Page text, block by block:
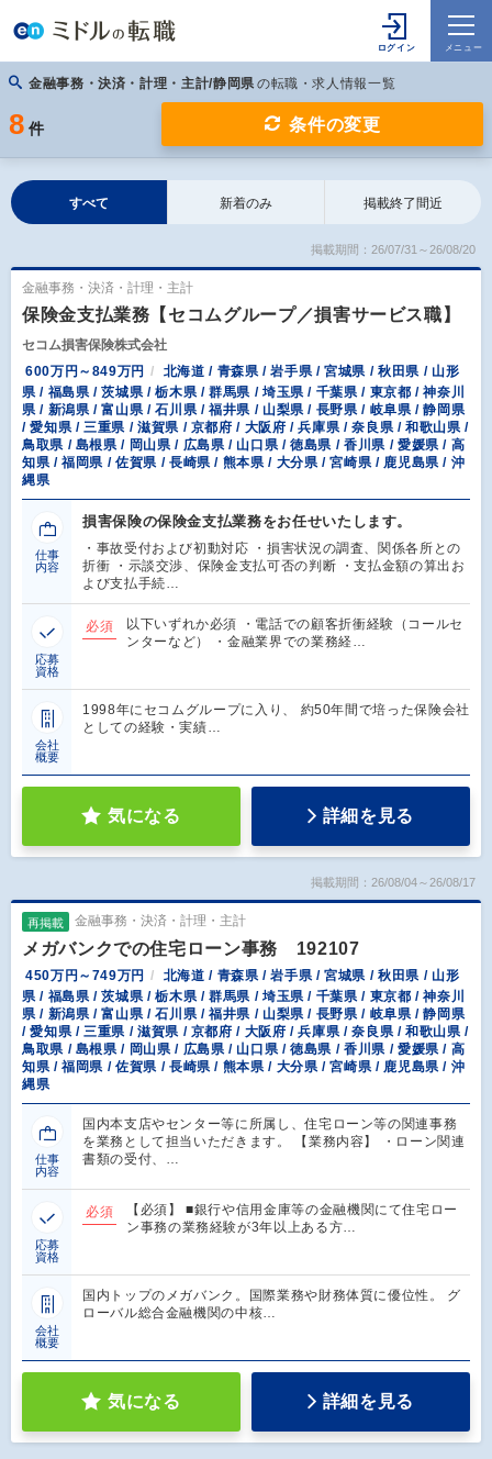
金融事務・決済・計理・主計/静岡県 の転職・求人情報一覧
8 件 条件の変更
すべて 新着のみ 掲載終了間近
掲載期間：26/07/31～26/08/20
金融事務・決済・計理・主計
保険金支払業務【セコムグループ／損害サービス職】
セコム損害保険株式会社
600万円～849万円
北海道 / 青森県 / 岩手県 / 宮城県 / 秋田県 / 山形
県 / 福島県 / 茨城県 / 栃木県 / 群馬県 / 埼玉県 / 千葉県 / 東京都 / 神奈川
県 / 新潟県 / 富山県 / 石川県 / 福井県 / 山梨県 / 長野県 / 岐阜県 / 静岡県
/ 愛知県 / 三重県 / 滋賀県 / 京都府 / 大阪府 / 兵庫県 / 奈良県 / 和歌山県 /
鳥取県 / 島根県 / 岡山県 / 広島県 / 山口県 / 徳島県 / 香川県 / 愛媛県 / 高
知県 / 福岡県 / 佐賀県 / 長崎県 / 熊本県 / 大分県 / 宮崎県 / 鹿児島県 / 沖
縄県
仕事
内容
損害保険の保険金支払業務をお任せいたします。
・事故受付および初動対応 ・損害状況の調査、関係各所との
折衝 ・示談交渉、保険金支払可否の判断 ・支払金額の算出お
よび支払手続…
応募
資格
必須
以下いずれか必須 ・電話での顧客折衝経験（コールセ
ンターなど） ・金融業界での業務経…
会社
概要
1998年にセコムグループに入り、 約50年間で培った保険会社
としての経験・実績…
気になる 詳細を見る
掲載期間：26/08/04～26/08/17
再掲載 金融事務・決済・計理・主計
メガバンクでの住宅ローン事務 192107
450万円～749万円
北海道 / 青森県 / 岩手県 / 宮城県 / 秋田県 / 山形
県 / 福島県 / 茨城県 / 栃木県 / 群馬県 / 埼玉県 / 千葉県 / 東京都 / 神奈川
県 / 新潟県 / 富山県 / 石川県 / 福井県 / 山梨県 / 長野県 / 岐阜県 / 静岡県
/ 愛知県 / 三重県 / 滋賀県 / 京都府 / 大阪府 / 兵庫県 / 奈良県 / 和歌山県 /
鳥取県 / 島根県 / 岡山県 / 広島県 / 山口県 / 徳島県 / 香川県 / 愛媛県 / 高
知県 / 福岡県 / 佐賀県 / 長崎県 / 熊本県 / 大分県 / 宮崎県 / 鹿児島県 / 沖
縄県
仕事
内容
国内本支店やセンター等に所属し、住宅ローン等の関連事務
を業務として担当いただきます。 【業務内容】 ・ローン関連
書類の受付、…
応募
資格
必須
【必須】 ■銀行や信用金庫等の金融機関にて住宅ロー
ン事務の業務経験が3年以上ある方…
会社
概要
国内トップのメガバンク。国際業務や財務体質に優位性。 グ
ローバル総合金融機関の中核…
気になる 詳細を見る